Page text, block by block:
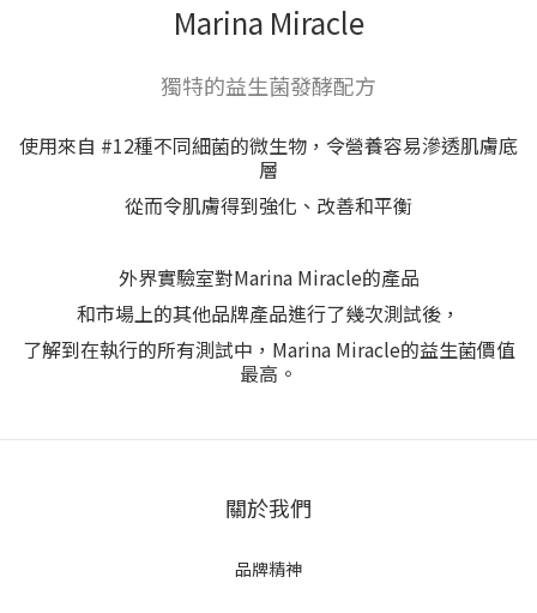
Marina Miracle
獨特的益生菌發酵配方
使用來自 #12種不同細菌的微生物，令營養容易滲透肌膚底
層
從而令肌膚得到強化、改善和平衡
外界實驗室對Marina Miracle的產品
和市場上的其他品牌產品進行了幾次測試後，
了解到在執行的所有測試中，Marina Miracle的益生菌價值
最高。
關於我們
品牌精神